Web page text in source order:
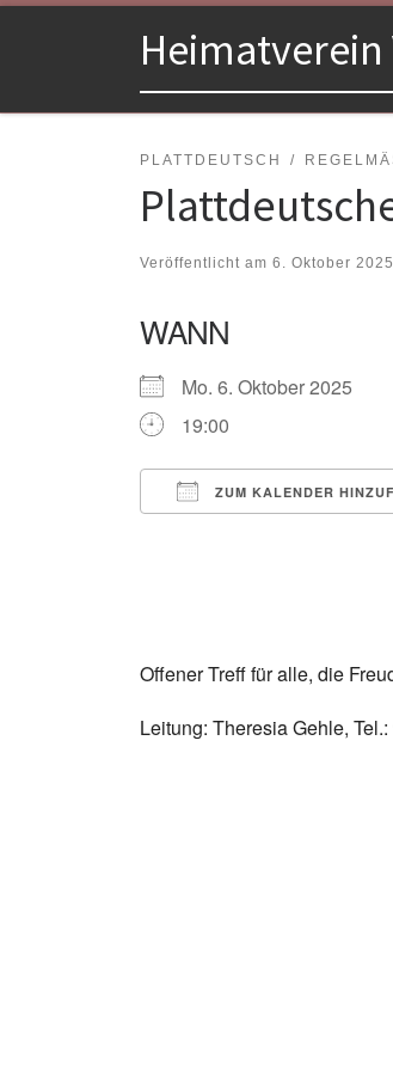
Zum Inhalt springenHeimatverein
PLATTDEUTSCH
Veröffentlicht am 6. Oktober 2025
WANN
Mo. 6. Oktober 2025
19:00
ZUM KALENDER
Offener Treff für alle, die
Leitung: Theresia Gehle, Tel.: